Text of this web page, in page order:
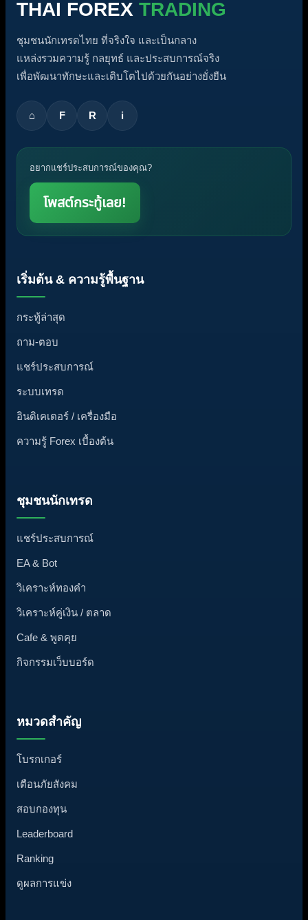
THAI FOREX TRADING
ชุมชนนักเทรดไทย ที่จริงใจ และเป็นกลาง
แหล่งรวมความรู้ กลยุทธ์ และประสบการณ์จริง
เพื่อพัฒนาทักษะและเติบโตไปด้วยกันอย่างยั่งยืน
⌂ F R i
อยากแชร์ประสบการณ์ของคุณ?
โพสต์กระทู้เลย!
เริ่มต้น & ความรู้พื้นฐาน
กระทู้ล่าสุด
ถาม-ตอบ
แชร์ประสบการณ์
ระบบเทรด
อินดิเคเตอร์ / เครื่องมือ
ความรู้ Forex เบื้องต้น
ชุมชนนักเทรด
แชร์ประสบการณ์
EA & Bot
วิเคราะห์ทองคำ
วิเคราะห์คู่เงิน / ตลาด
Cafe & พูดคุย
กิจกรรมเว็บบอร์ด
หมวดสำคัญ
โบรกเกอร์
เตือนภัยสังคม
สอบกองทุน
Leaderboard
Ranking
ดูผลการแข่ง